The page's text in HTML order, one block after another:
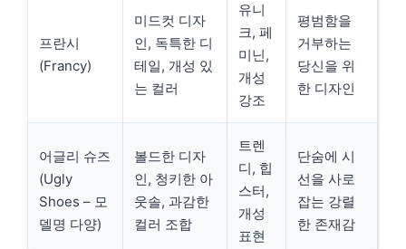
프란시
(Francy)
미드컷 디자
인, 독특한 디
테일, 개성 있
는 컬러
유니
크, 페
미닌,
개성
강조
평범함을
거부하는
당신을 위
한 디자인
어글리 슈즈
(Ugly
Shoes – 모
델명 다양)
볼드한 디자
인, 청키한 아
웃솔, 과감한
컬러 조합
트렌
디, 힙
스터,
개성
표현
단숨에 시
선을 사로
잡는 강렬
한 존재감